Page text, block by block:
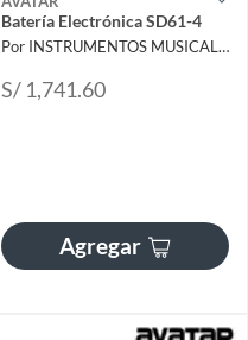
Batería Electrónica SD61-4
Por INSTRUMENTOS MUSICALES AYMARA
S/ 1,741.60
Agregar